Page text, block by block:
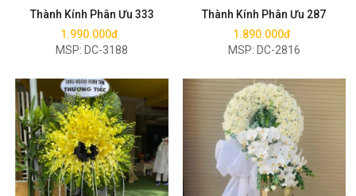
Thành Kính Phân Ưu 333
1.990.000đ
MSP: DC-3188
Thành Kính Phân Ưu 287
1.890.000đ
MSP: DC-2816